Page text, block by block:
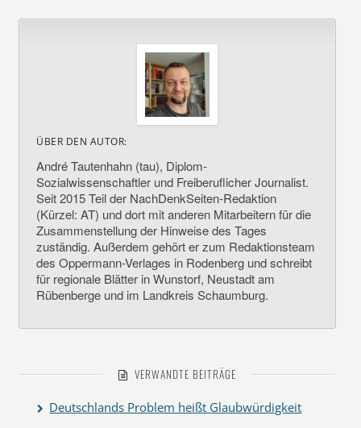
ÜBER DEN AUTOR:
André Tautenhahn (tau), Diplom-
Sozialwissenschaftler und Freiberuflicher Journalist.
Seit 2015 Teil der NachDenkSeiten-Redaktion
(Kürzel: AT) und dort mit anderen Mitarbeitern für die
Zusammenstellung der Hinweise des Tages
zuständig. Außerdem gehört er zum Redaktionsteam
des Oppermann-Verlages in Rodenberg und schreibt
für regionale Blätter in Wunstorf, Neustadt am
Rübenberge und im Landkreis Schaumburg.
VERWANDTE BEITRÄGE
Deutschlands Problem heißt Glaubwürdigkeit